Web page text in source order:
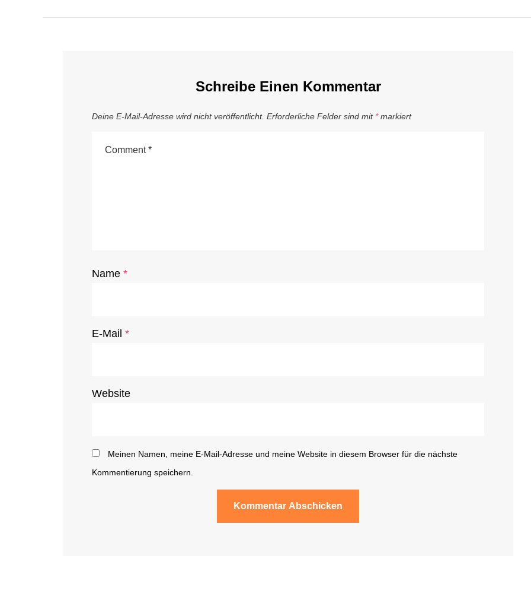
Schreibe Einen Kommentar
Deine E-Mail-Adresse wird nicht veröffentlicht. Erforderliche Felder sind mit *markiert
Name *
E-Mail *
Website
Meinen Namen, meine E-Mail-Adresse und meine Website in diesem Browser für die nächste
Kommentierung speichern.